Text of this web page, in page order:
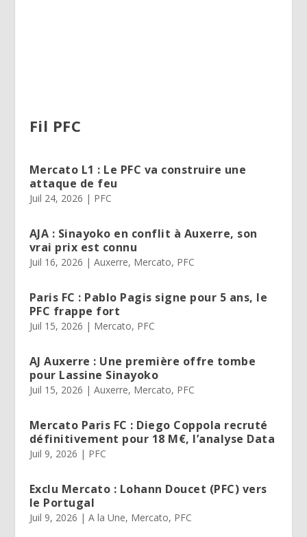
Fil PFC
Mercato L1 : Le PFC va construire une
attaque de feu
Juil 24, 2026 | PFC
AJA : Sinayoko en conflit à Auxerre, son
vrai prix est connu
Juil 16, 2026 | Auxerre, Mercato, PFC
Paris FC : Pablo Pagis signe pour 5 ans, le
PFC frappe fort
Juil 15, 2026 | Mercato, PFC
AJ Auxerre : Une première offre tombe
pour Lassine Sinayoko
Juil 15, 2026 | Auxerre, Mercato, PFC
Mercato Paris FC : Diego Coppola recruté
définitivement pour 18 M€, l’analyse Data
Juil 9, 2026 | PFC
Exclu Mercato : Lohann Doucet (PFC) vers
le Portugal
Juil 9, 2026 | A la Une, Mercato, PFC